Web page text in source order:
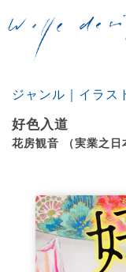
ジャンル｜イラス
好色入道
花房観音 （実業之日